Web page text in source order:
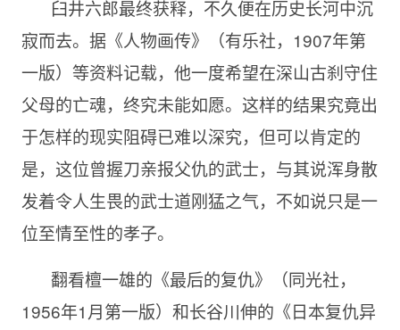
臼井六郎最终获释，不久便在历史长河中沉
寂而去。据《人物画传》（有乐社，1907年第
一版）等资料记载，他一度希望在深山古刹守住
父母的亡魂，终究未能如愿。这样的结果究竟出
于怎样的现实阻碍已难以深究，但可以肯定的
是，这位曾握刀亲报父仇的武士，与其说浑身散
发着令人生畏的武士道刚猛之气，不如说只是一
位至情至性的孝子。
翻看檀一雄的《最后的复仇》（同光社，
1956年1月第一版）和长谷川伸的《日本复仇异